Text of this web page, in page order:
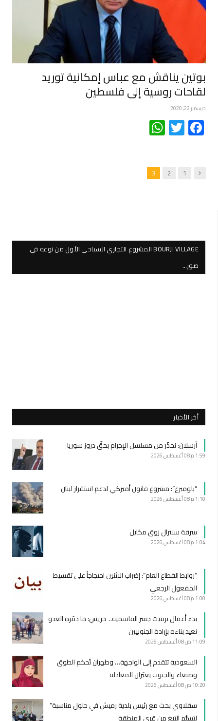
بوتين يناقش مع عباس إمكانية توريد
لقاحات روسية إلى فلسطين
ديسمبر 22, 2020
Facebook
Twitter
Previous
1
2
3
BOURJI VILLAGE المشروع التجاري السياحي الأول من نوعه في
صور…
أخر الأخبار
أرسلان: نحذّر من مسلسل الإجرام بحقّ دروز سوريا
1:59 م 08 أغسطس 2026
“بلومبرغ”: مشروع قانون أميركي لدعم استقرار لبنان
1:10 م 08 أغسطس 2026
سرقة سنترال زوق مكايل
1:04 م 08 أغسطس 2026
“روابط القطاع العام”: إضراب الاثنين احتجاجاً على تقسيط
المفعول الرجعي
1:00 م 08 أغسطس 2026
بدء أعمال تزفيت جسر القاسمية.. خريس: ما دمّره العدو
نعيد بناءه بإرادة الجنوبيين
11:09 ص 08 أغسطس 2026
السعودية تتقدم إلى الواجهة… وطهران تُحكم الطوق
وصنعاء والجنوب يغيّران المعادلة
10:20 ص 08 أغسطس 2026
سقلاوي بحث مع رئيس بلدية رميش في حلول مناسبة”
لتسلُّم التبغ من قرى المنطقة